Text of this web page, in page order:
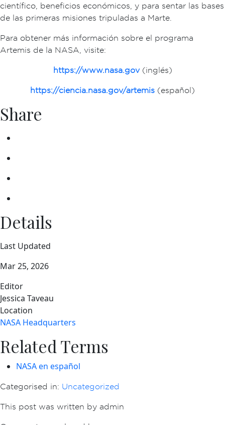
científico, beneficios económicos, y para sentar las bases
de las primeras misiones tripuladas a Marte.
Para obtener más información sobre el programa
Artemis de la NASA, visite:
https://www.nasa.gov(inglés)
https://ciencia.nasa.gov/artemis (español)
Share
Details
Last Updated
Mar 25, 2026
Editor
Jessica Taveau
Location
NASA Headquarters
Related Terms
NASA en español
Categorised in: Uncategorized
This post was written by admin